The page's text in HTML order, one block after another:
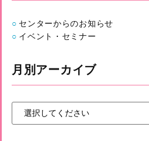
センターからのお知らせ
イベント・セミナー
月別アーカイブ